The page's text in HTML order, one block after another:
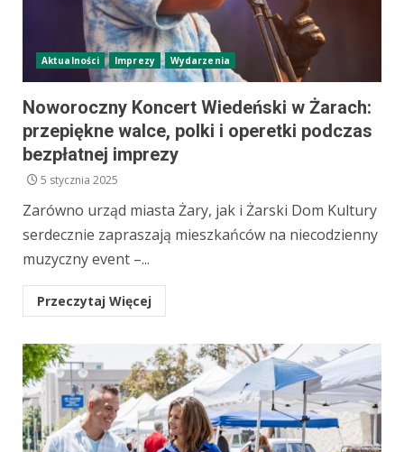
Aktualności Imprezy Wydarzenia
Noworoczny Koncert Wiedeński w Żarach:
przepiękne walce, polki i operetki podczas
bezpłatnej imprezy
5 stycznia 2025
Zarówno urząd miasta Żary, jak i Żarski Dom Kultury
serdecznie zapraszają mieszkańców na niecodzienny
muzyczny event –...
Przeczytaj Więcej